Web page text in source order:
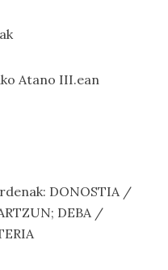
Atano III.ean
DONOSTIA /
DEBA /